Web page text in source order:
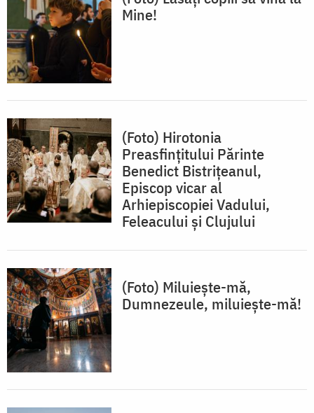
Mine!
(Foto) Hirotonia
Preasfințitului Părinte
Benedict Bistrițeanul,
Episcop vicar al
Arhiepiscopiei Vadului,
Feleacului și Clujului
(Foto) Miluiește-mă,
Dumnezeule, miluiește-mă!